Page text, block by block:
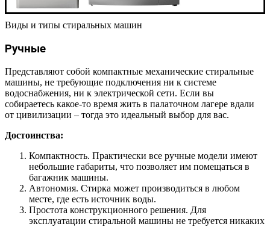
Виды и типы стиральных машин
Ручные
Представляют собой компактные механические стиральные
машины, не требующие подключения ни к системе
водоснабжения, ни к электрической сети. Если вы
собираетесь какое-то время жить в палаточном лагере вдали
от цивилизации – тогда это идеальный выбор для вас.
Достоинства:
Компактность. Практически все ручные модели имеют
небольшие габариты, что позволяет им помещаться в
багажник машины.
Автономия. Стирка может производиться в любом
месте, где есть источник воды.
Простота конструкционного решения. Для
эксплуатации стиральной машины не требуется никаких